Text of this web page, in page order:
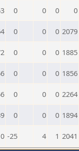
0 0 0 0
0 0 0 2079
0 0 0 1885
0 0 0 1856
0 0 0 2264
0 0 0 1894
-25 4 1 2041